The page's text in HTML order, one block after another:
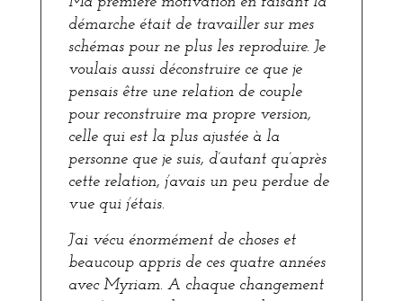
démarche était de travailler sur mes
schémas pour ne plus les reproduire. Je
voulais aussi déconstruire ce que je
pensais être une relation de couple
pour reconstruire ma propre version,
celle qui est la plus ajustée à la
personne que je suis, d’autant qu’après
cette relation, j’avais un peu perdue de
vue qui j’étais.
J’ai vécu énormément de choses et
beaucoup appris de ces quatre années
avec Myriam. A chaque changement